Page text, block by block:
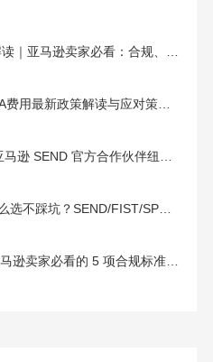
美国海运、关税、亚马逊FBA费用最新政策解读与应对策略（2026版）
2026亚马逊FBA头程物流怎么选不踩坑？SEND/FIST/SPN官方认证物流商，只有这家敢承诺“准达率第一”
美国 301 关税 7 月落地：亚马逊卖家必看的 5 项合规标准与稳交付方案